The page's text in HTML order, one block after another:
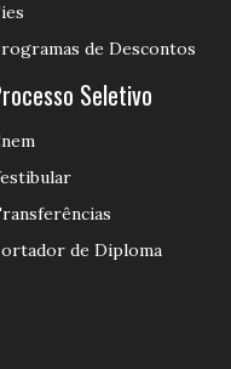
de Descontos
Seletivo
de Diploma